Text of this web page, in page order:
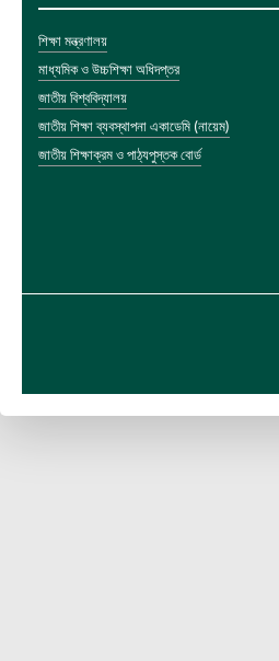
শিক্ষা মন্ত্রণালয়
মাধ্যমিক ও উচ্চশিক্ষা অধিদপ্তর
জাতীয় বিশ্ববিদ্যালয়
জাতীয় শিক্ষা ব্যবস্থাপনা একাডেমি (নায়েম)
জাতীয় শিক্ষাক্রম ও পাঠ্যপুস্তক বোর্ড